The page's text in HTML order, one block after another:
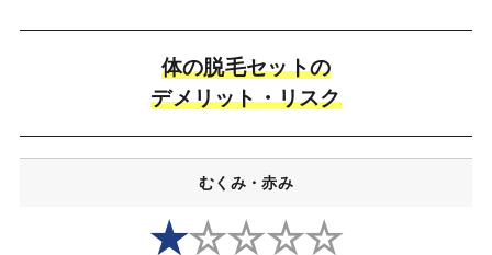
体の脱毛セットの
デメリット・リスク
むくみ・赤み
★☆☆☆☆